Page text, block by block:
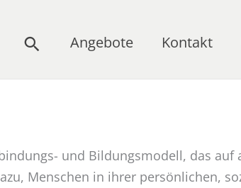
SuchenAngebote Kontakt
und Bildungsmodell, das auf
Menschen in ihrer persönlichen,